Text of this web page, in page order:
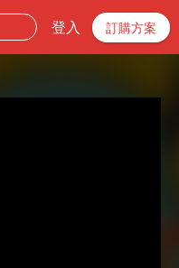
登入 訂購方案